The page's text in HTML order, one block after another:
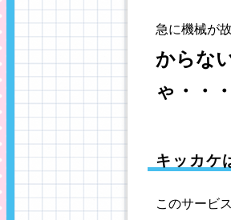
急に機械が
からな
ゃ・・・
キッカケ
このサービ